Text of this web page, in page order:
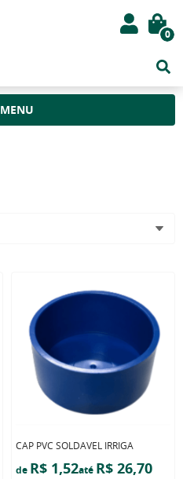
0
MENU
CAP PVC SOLDAVEL IRRIGA
de R$ 1,52até R$ 26,70